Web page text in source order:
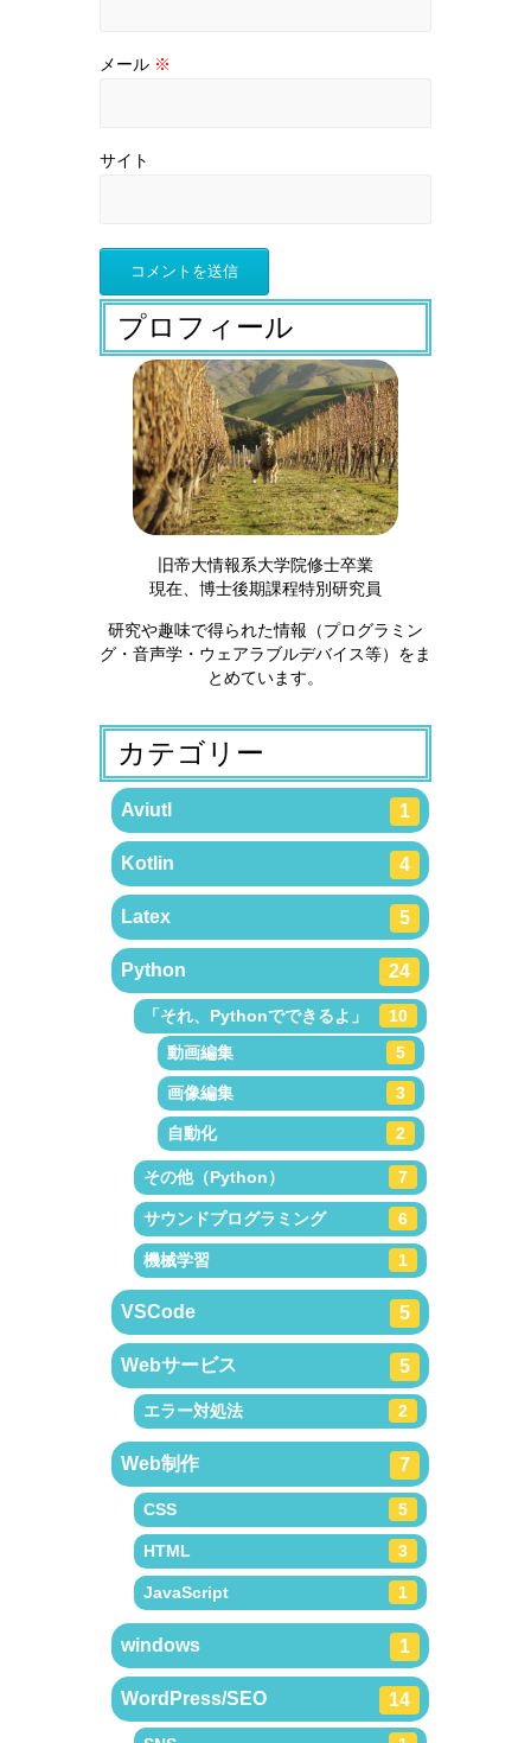
メール ※
サイト
プロフィール
旧帝大情報系大学院修士卒業
現在、博士後期課程特別研究員
研究や趣味で得られた情報（プログラミン
グ・音声学・ウェアラブルデバイス等）をま
とめています。
カテゴリー
Aviutl 1
Kotlin 4
Latex 5
Python 24
「それ、Pythonでできるよ」
10
動画編集
5
画像編集 3
自動化 2
その他（Python） 7
サウンドプログラミング 6
機械学習 1
VSCode 5
Webサービス 5
エラー対処法 2
Web制作 7
CSS 5
HTML 3
JavaScript 1
windows 1
WordPress/SEO 14